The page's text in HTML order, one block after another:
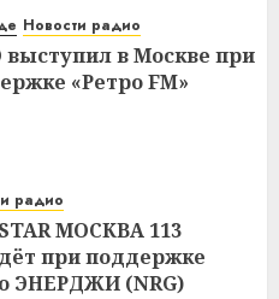
Новости радио
выступил в Москве при
«Ретро FM»
радио
МОСКВА 113
при поддержке
ЭНЕРДЖИ (NRG)